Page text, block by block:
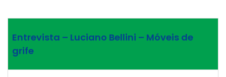
Entrevista – Luciano Bellini – Móveis de
grife